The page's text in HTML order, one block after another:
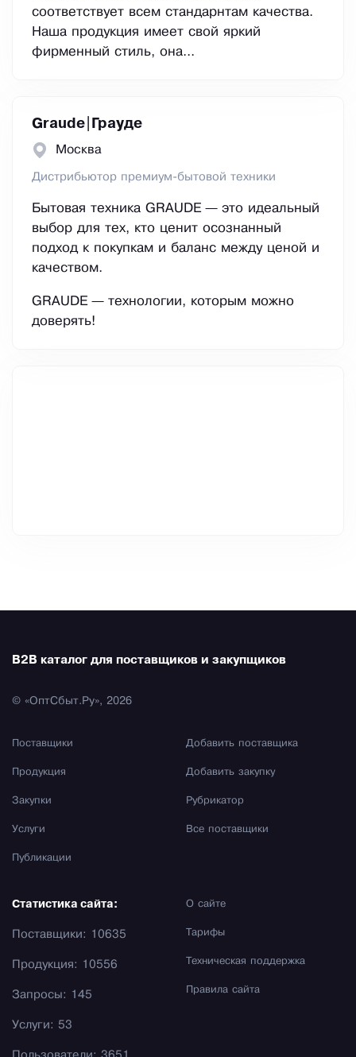
соответствует всем стандарнтам качества.
Наша продукция имеет свой яркий
фирменный стиль, она...
Graude|Грауде
Москва
Дистрибьютор премиум-бытовой техники
Бытовая техника GRAUDE — это идеальный
выбор для тех, кто ценит осознанный
подход к покупкам и баланс между ценой и
качеством.
GRAUDE — технологии, которым можно
доверять!
B2B каталог для поставщиков и закупщиков
© «ОптСбыт.Ру», 2026
Поставщики
Продукция
Закупки
Услуги
Публикации
Добавить поставщика
Добавить закупку
Рубрикатор
Все поставщики
О сайте
Тарифы
Техническая поддержка
Правила сайта
Статистика сайта:
Поставщики: 10635
Продукция: 10556
Запросы: 145
Услуги: 53